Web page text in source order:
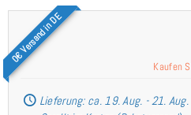
0€ Versand in DE
Kaufen
Lieferung: ca. 19. Aug. - 21. Aug.